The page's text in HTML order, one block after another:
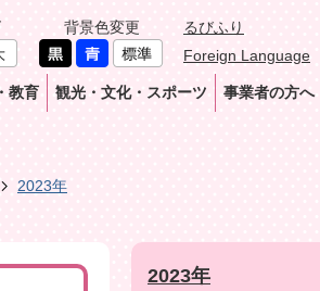
背景色変更
るびふり
Foreign Language
教育 観光・文化・スポーツ 事業者の方へ
2023年
2023年